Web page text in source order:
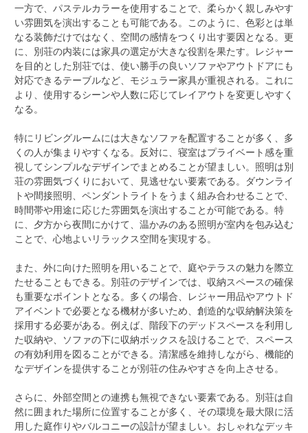
一方で、パステルカラーを使用することで、柔らかく親しみやす
い雰囲気を演出することも可能である。このように、色彩とは単
なる装飾だけではなく、空間の感情をつくり出す要因となる。更
に、別荘の内装には家具の選定が大きな役割を果たす。レジャー
を目的とした別荘では、使い勝手の良いソファやアウトドアにも
対応できるテーブルなど、モジュラー家具が重視される。これに
より、使用するシーンや人数に応じてレイアウトを変更しやすく
なる。
特にリビングルームには大きなソファを配置することが多く、多
くの人が集まりやすくなる。反対に、寝室はプライベート感を重
視してシンプルなデザインでまとめることが望ましい。照明は別
荘の雰囲気づくりにおいて、見逃せない要素である。ダウンライ
トや間接照明、ペンダントライトをうまく組み合わせることで、
時間帯や用途に応じた雰囲気を演出することが可能である。特
に、夕方から夜間にかけて、温かみのある照明が室内を包み込む
ことで、心地よいリラックス空間を実現する。
また、外に向けた照明を用いることで、庭やテラスの魅力を際立
たせることもできる。別荘のデザインでは、収納スペースの確保
も重要なポイントとなる。多くの場合、レジャー用品やアウトド
アイベントで必要となる機材が多いため、創造的な収納解決策を
採用する必要がある。例えば、階段下のデッドスペースを利用し
た収納や、ソファの下に収納ボックスを設けることで、スペース
の有効利用を図ることができる。清潔感を維持しながら、機能的
なデザインを提供することが別荘の住みやすさを向上させる。
さらに、外部空間との連携も無視できない要素である。別荘は自
然に囲まれた場所に位置することが多く、その環境を最大限に活
用した庭作りやバルコニーの設計が望ましい。おしゃれなデッキ